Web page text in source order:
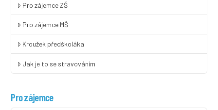
Pro zájemce ZŠ
Pro zájemce MŠ
Kroužek předškoláka
Jak je to se stravováním
Pro zájemce